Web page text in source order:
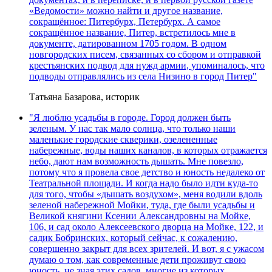
«Ведомости» можно найти и другое название,
сокращённое: Питербурх, Петербурх. А самое
сокращённое название, Питер, встретилось мне в
документе, датированном 1705 годом. В одном
новгородских писем, связанных со сбором и отправкой
крестьянских подвод для нужд армии, упоминалось, что
подводы отправлялись из села Низино в город Питер"
Татьяна Базарова, историк
"Я люблю усадьбы в городе. Город должен быть
зеленым. У нас так мало солнца, что только наши
маленькие городские скверики, озелененные
набережные, воды наших каналов, в которых отражается
небо, дают нам возможность дышать. Мне повезло,
потому что я провела свое детство и юность недалеко от
Театральной площади. И когда надо было идти куда-то
для того, чтобы «дышать воздухом», меня водили вдоль
зеленой набережной Мойки, туда, где были усадьбы и
Великой княгини Ксении Александровны на Мойке,
106, и сад около Алексеевского дворца на Мойке, 122, и
садик Бобринских, который сейчас, к сожалению,
совершенно закрыт для всех зрителей. И вот, я с ужасом
думаю о том, как современные дети проживут свою